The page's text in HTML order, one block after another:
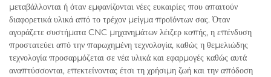
μεταβάλλονται ή όταν εμφανίζονται νέες ευκαιρίες που απαιτούν
διαφορετικά υλικά από το τρέχον μείγμα προϊόντων σας. Όταν
αγοράζετε συστήματα CNC μηχανημάτων λέιζερ κοπής, η επένδυση
προστατεύει από την παρωχημένη τεχνολογία, καθώς η θεμελιώδης
τεχνολογία προσαρμόζεται σε νέα υλικά και εφαρμογές καθώς αυτά
αναπτύσσονται, επεκτείνοντας έτσι τη χρήσιμη ζωή και την απόδοση